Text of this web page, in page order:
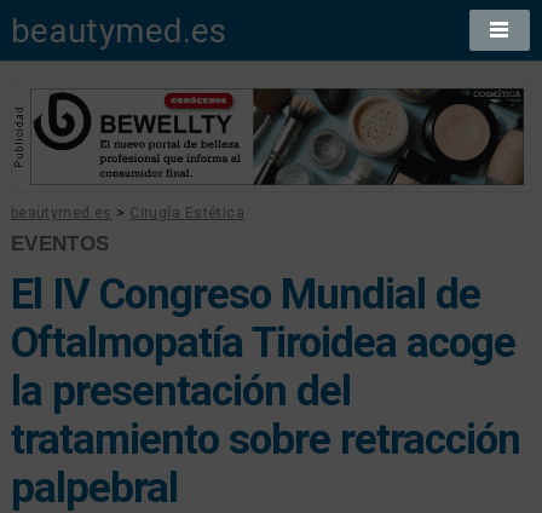
beautymed.es
beautymed.es > Cirugía Estética
EVENTOS
El IV Congreso Mundial de
Oftalmopatía Tiroidea acoge
la presentación del
tratamiento sobre retracción
palpebral